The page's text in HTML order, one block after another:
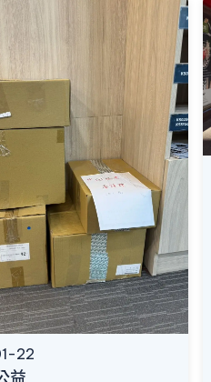
22
益